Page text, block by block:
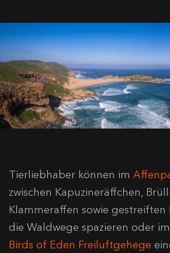
Tierliebhaber können im
zwischen Kapuzineräffchen,
Klammeraffen sowie gestreiften
die Waldwege spazieren oder
Birds of Eden Freiluftgehege